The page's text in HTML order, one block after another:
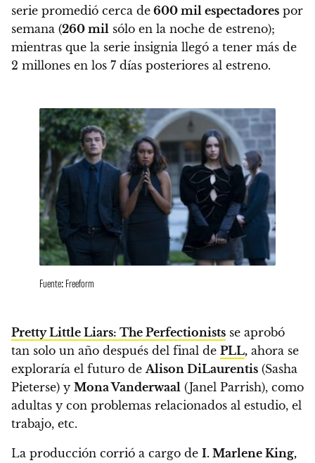
serie promedió cerca de 600 mil espectadores por
semana (260 mil sólo en la noche de estreno);
mientras que la serie insignia llegó a tener más de
2 millones en los 7 días posteriores al estreno.
Fuente: Freeform
Pretty Little Liars: The Perfectionists se aprobó
tan solo un año después del final de PLL, ahora se
exploraría el futuro de Alison DiLaurentis (Sasha
Pieterse) y Mona Vanderwaal (Janel Parrish), como
adultas y con problemas relacionados al estudio, el
trabajo, etc.
La producción corrió a cargo de I. Marlene King,